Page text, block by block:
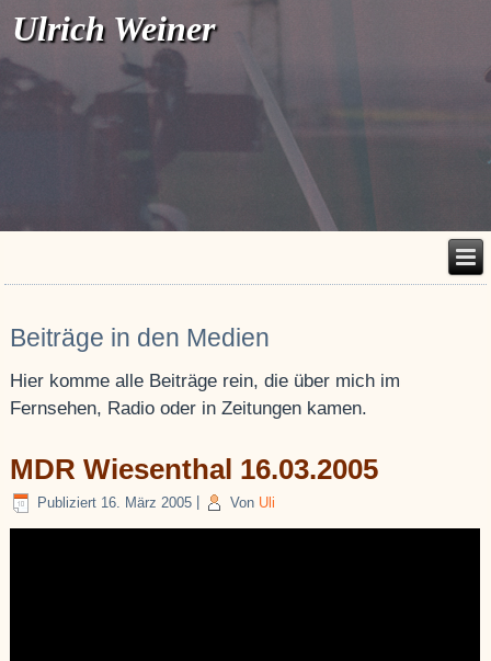
Ulrich Weiner
Beiträge in den Medien
Hier komme alle Beiträge rein, die über mich im
Fernsehen, Radio oder in Zeitungen kamen.
MDR Wiesenthal 16.03.2005
Publiziert 16. März 2005 Von Uli